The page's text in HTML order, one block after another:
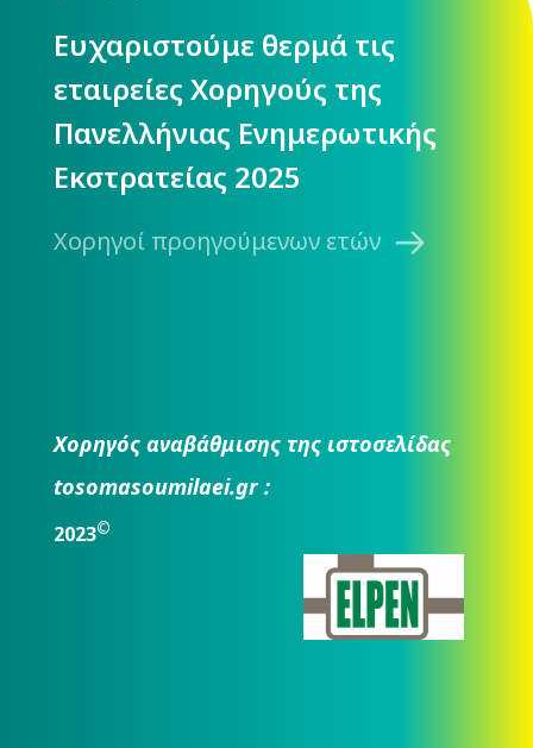
Ευχαριστούμε θερμά τις
εταιρείες Χορηγούς της
Πανελλήνιας Ενημερωτικής
Εκστρατείας 2025
Χορηγοί προηγούμενων ετών
Χορηγός αναβάθμισης της ιστοσελίδας
tosomasoumilaei.gr :
2023©